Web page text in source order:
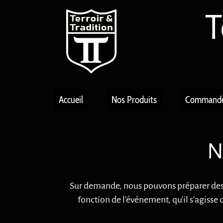
Accueil Nos Produits
Sur demande, nous pouvons préparer
fonction de l'événement, qu'il s'agisse